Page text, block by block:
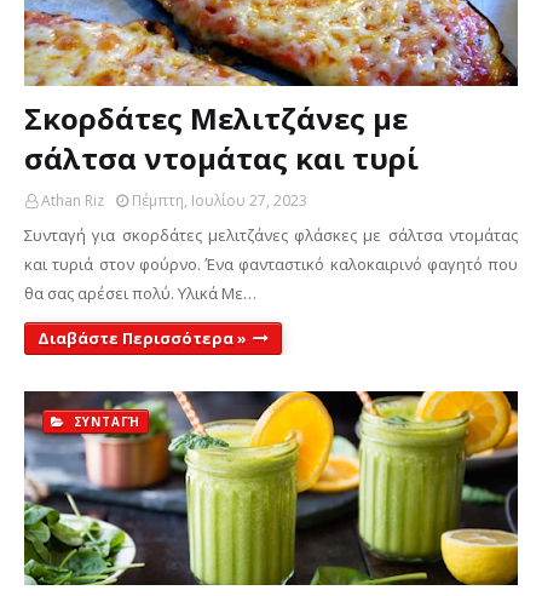
Σκορδάτες Μελιτζάνες με
σάλτσα ντομάτας και τυρί
Athan Riz Πέμπτη, Ιουλίου 27, 2023
Συνταγή για σκορδάτες μελιτζάνες φλάσκες με σάλτσα ντομάτας
και τυριά στον φούρνο. Ένα φανταστικό καλοκαιρινό φαγητό που
θα σας αρέσει πολύ. Υλικά Με…
Διαβάστε Περισσότερα »
ΣΥΝΤΑΓΉ